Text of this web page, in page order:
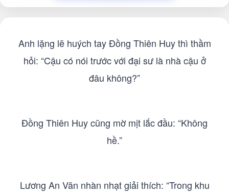
Anh lặng lẽ huých tay Đồng Thiên Huy thì thầm
hỏi: “Cậu có nói trước với đại sư là nhà cậu ở
đâu không?”
Đồng Thiên Huy cũng mờ mịt lắc đầu: “Không
hề.”
Lương An Vãn nhàn nhạt giải thích: “Trong khu